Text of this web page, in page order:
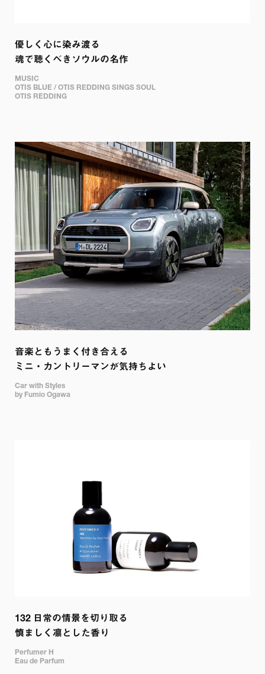
優しく心に染み渡る
魂で聴くべきソウルの名作
MUSIC
OTIS BLUE / OTIS REDDING SINGS SOUL
OTIS REDDING
音楽ともうまく付き合える
ミニ・カントリーマンが気持ちよい
Car with Styles
by Fumio Ogawa
132 日常の情景を切り取る
慎ましく凛とした香り
Perfumer H
Eau de Parfum